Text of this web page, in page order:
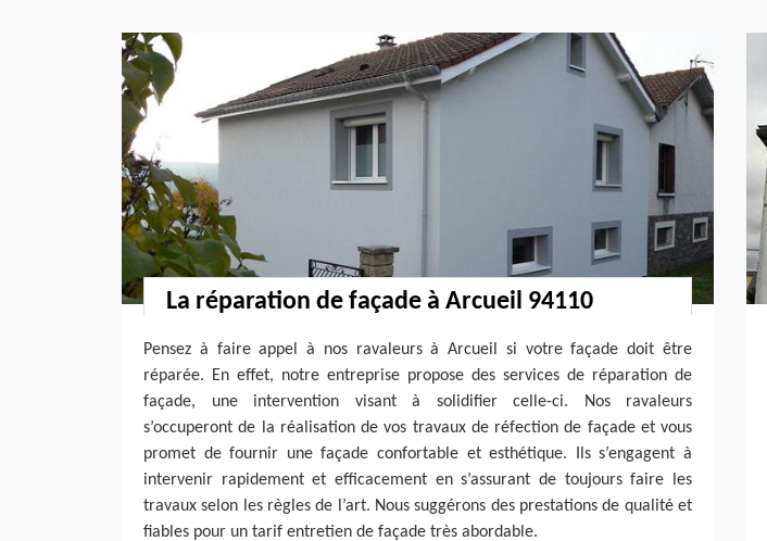
La réparation de façade à Arcueil 94110
Pensez à faire appel à nos ravaleurs à Arcueil si votre façade doit être
réparée. En effet, notre entreprise propose des services de réparation de
façade, une intervention visant à solidifier celle-ci. Nos ravaleurs
s’occuperont de la réalisation de vos travaux de réfection de façade et vous
promet de fournir une façade confortable et esthétique. Ils s’engagent à
intervenir rapidement et efficacement en s’assurant de toujours faire les
travaux selon les règles de l’art. Nous suggérons des prestations de qualité et
fiables pour un tarif entretien de façade très abordable.